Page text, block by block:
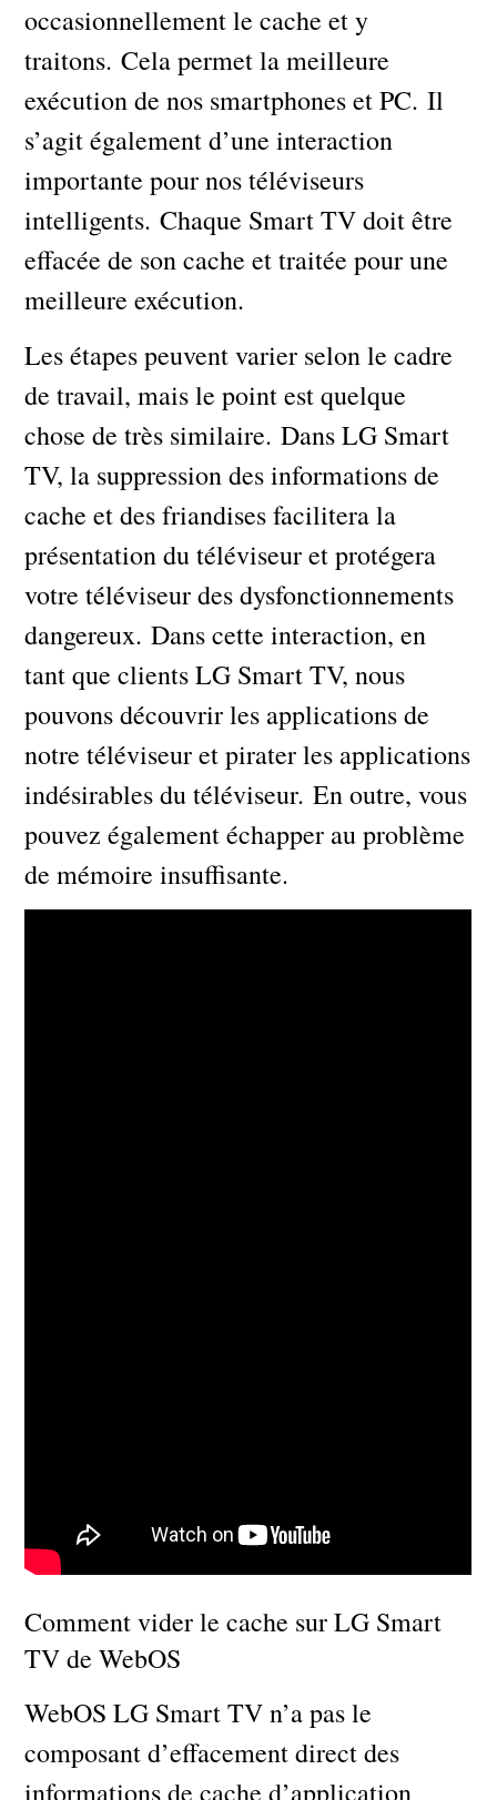
occasionnellement le cache et y
traitons. Cela permet la meilleure
exécution de nos smartphones et PC. Il
s’agit également d’une interaction
importante pour nos téléviseurs
intelligents. Chaque Smart TV doit être
effacée de son cache et traitée pour une
meilleure exécution.
Les étapes peuvent varier selon le cadre
de travail, mais le point est quelque
chose de très similaire. Dans LG Smart
TV, la suppression des informations de
cache et des friandises facilitera la
présentation du téléviseur et protégera
votre téléviseur des dysfonctionnements
dangereux. Dans cette interaction, en
tant que clients LG Smart TV, nous
pouvons découvrir les applications de
notre téléviseur et pirater les applications
indésirables du téléviseur. En outre, vous
pouvez également échapper au problème
de mémoire insuffisante.
Comment vider le cache sur LG Smart
TV de WebOS
WebOS LG Smart TV n’a pas le
composant d’effacement direct des
informations de cache d’application